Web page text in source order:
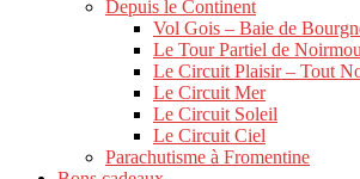
Depuis le Continent
Vol Gois – Baie de
Le Tour Partiel de
Le Circuit Plaisir – Tout
Le Circuit Mer
Le Circuit Soleil
Le Circuit Ciel
Parachutisme à Fromentine